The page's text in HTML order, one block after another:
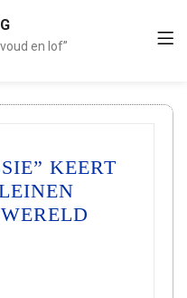
en lof”
KEERT